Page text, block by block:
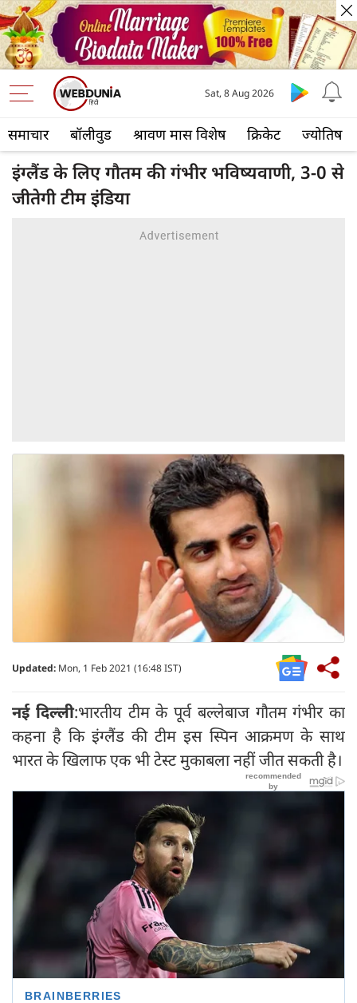
समाचार बॉलीवुड श्रावण मास विशेष क्रिकेट ज्योतिष
Sat, 8 Aug 2026
इंग्लैंड के लिए गौतम की गंभीर भविष्यवाणी, 3-0 से
जीतेगी टीम इंडिया
Updated: Mon, 1 Feb 2021 (16:48 IST)
नई दिल्ली:भारतीय टीम के पूर्व बल्लेबाज गौतम गंभीर का
कहना है कि इंग्लैंड की टीम इस स्पिन आक्रमण के साथ
भारत के खिलाफ एक भी टेस्ट मुकाबला नहीं जीत सकती है।